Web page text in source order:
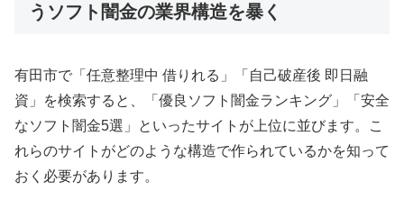
うソフト闇金の業界構造を暴く
有田市で「任意整理中 借りれる」「自己破産後 即日融
資」を検索すると、「優良ソフト闇金ランキング」「安全
なソフト闇金5選」といったサイトが上位に並びます。こ
れらのサイトがどのような構造で作られているかを知って
おく必要があります。